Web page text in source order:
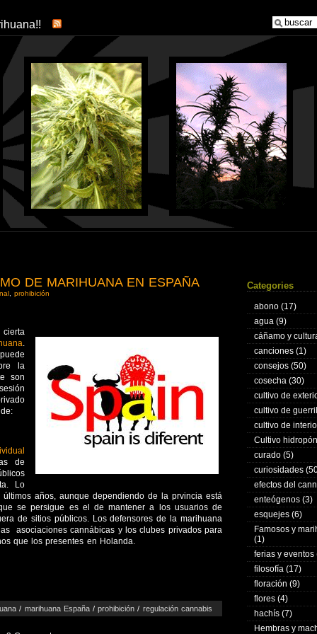
DE MARIHUANA EN ESPAÑA
,prohibición
.
la
son
de
Lo
años, aunque dependiendo de la prvincia está
se persigue es el de mantener a los usuarios de
de sitios públicos. Los defensores de la marihuana
asociaciones cannábicas y los clubes privados para
que los presentes en Holanda.
/ marihuana España/prohibición / regulación cannabis
Categories
abono (17)
agua (9)
cáñamo y
canciones (1)
consejos (50)
cosecha (30)
cultivo de
cultivo de
cultivo de
Cultivo
curado (5)
curiosidades
efectos del
enteógenos (3)
esquejes (6)
Famosos y
(1)
ferias y eventos
filosofía (17)
floración (9)
flores (4)
hachís (7)
Hembras y